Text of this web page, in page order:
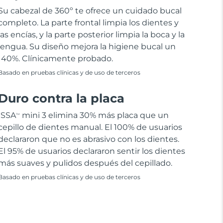
cabezal de 360º te ofrece un cuidado bucal
La parte frontal limpia los dientes y
encías, y la parte posterior limpia la boca y la
Su diseño mejora la higiene bucal un
Clínicamente probado.
en pruebas clínicas y de uso de terceros
contra la placa
TM
mini 3 elimina 30% más placa que un
de dientes manual. El 100% de usuarios
que no es abrasivo con los dientes.
95% de usuarios declararon sentir los dientes
suaves y pulidos después del cepillado.
en pruebas clínicas y de uso de terceros